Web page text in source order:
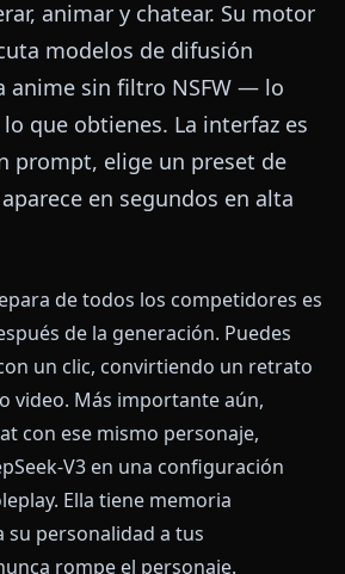
animar y chatear. Su motor
modelos de difusión
anime sin filtro NSFW — lo
que obtienes. La interfaz es
prompt, elige un preset de
en segundos en alta
de todos los competidores es
de la generación. Puedes
un clic, convirtiendo un retrato
video. Más importante aún,
con ese mismo personaje,
V3 en una configuración
Ella tiene memoria
su personalidad a tus
rompe el personaje.